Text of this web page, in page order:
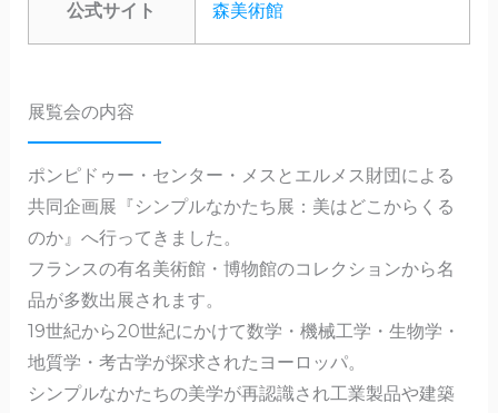
公式サイト 森美術館
展覧会の内容
ポンピドゥー・センター・メスとエルメス財団による
共同企画展『シンプルなかたち展：美はどこからくる
のか』へ行ってきました。
フランスの有名美術館・博物館のコレクションから名
品が多数出展されます。
19世紀から20世紀にかけて数学・機械工学・生物学・
地質学・考古学が探求されたヨーロッパ。
シンプルなかたちの美学が再認識され工業製品や建築